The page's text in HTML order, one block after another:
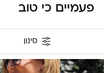
פעמיים כי טוב
סינון